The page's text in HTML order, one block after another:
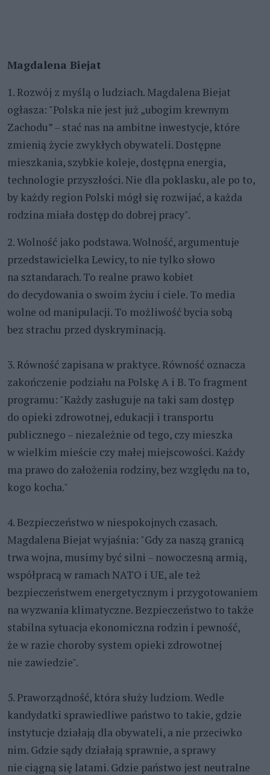
Magdalena Biejat
1. Rozwój z myślą o ludziach. Magdalena Biejat
ogłasza: "Polska nie jest już „ubogim krewnym
Zachodu” – stać nas na ambitne inwestycje, które
zmienią życie zwykłych obywateli. Dostępne
mieszkania, szybkie koleje, dostępna energia,
technologie przyszłości. Nie dla poklasku, ale po to,
by każdy region Polski mógł się rozwijać, a każda
rodzina miała dostęp do dobrej pracy".
2. Wolność jako podstawa. Wolność, argumentuje
przedstawicielka Lewicy, to nie tylko słowo
na sztandarach. To realne prawo kobiet
do decydowania o swoim życiu i ciele. To media
wolne od manipulacji. To możliwość bycia sobą
bez strachu przed dyskryminacją.
3. Równość zapisana w praktyce. Równość oznacza
zakończenie podziału na Polskę A i B. To fragment
programu: "Każdy zasługuje na taki sam dostęp
do opieki zdrowotnej, edukacji i transportu
publicznego – niezależnie od tego, czy mieszka
w wielkim mieście czy małej miejscowości. Każdy
ma prawo do założenia rodziny, bez względu na to,
kogo kocha."
4. Bezpieczeństwo w niespokojnych czasach.
Magdalena Biejat wyjaśnia: "Gdy za naszą granicą
trwa wojna, musimy być silni – nowoczesną armią,
współpracą w ramach NATO i UE, ale też
bezpieczeństwem energetycznym i przygotowaniem
na wyzwania klimatyczne. Bezpieczeństwo to także
stabilna sytuacja ekonomiczna rodzin i pewność,
że w razie choroby system opieki zdrowotnej
nie zawiedzie".
5. Praworządność, która służy ludziom. Wedle
kandydatki sprawiedliwe państwo to takie, gdzie
instytucje działają dla obywateli, a nie przeciwko
nim. Gdzie sądy działają sprawnie, a sprawy
nie ciągną się latami. Gdzie państwo jest neutralne